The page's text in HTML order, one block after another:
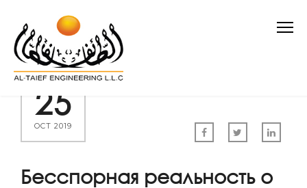
25
OCT 2019
Бесспорная реальность о